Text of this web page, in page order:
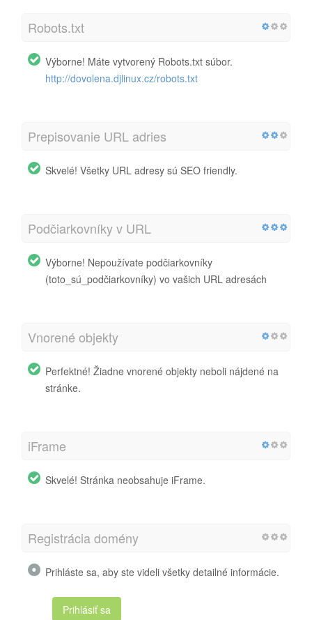
Robots.txt
Výborne! Máte vytvorený Robots.txt súbor.
http://dovolena.djlinux.cz/robots.txt
Prepisovanie URL adries
Skvelé! Všetky URL adresy sú SEO friendly.
Podčiarkovníky v URL
Výborne! Nepoužívate podčiarkovníky
(toto_sú_podčiarkovníky) vo vašich URL adresách
Vnorené objekty
Perfektné! Žiadne vnorené objekty neboli nájdené na
stránke.
iFrame
Skvelé! Stránka neobsahuje iFrame.
Registrácia domény
Prihláste sa, aby ste videli všetky detailné informácie.
Prihlásiť sa